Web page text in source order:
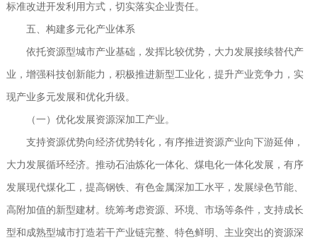
标准改进开发利用方式，切实落实企业责任。
五、构建多元化产业体系
依托资源型城市产业基础，发挥比较优势，大力发展接续替代产
业，增强科技创新能力，积极推进新型工业化，提升产业竞争力，实
现产业多元发展和优化升级。
（一）优化发展资源深加工产业。
支持资源优势向经济优势转化，有序推进资源产业向下游延伸，
大力发展循环经济。推动石油炼化一体化、煤电化一体化发展，有序
发展现代煤化工，提高钢铁、有色金属深加工水平，发展绿色节能、
高附加值的新型建材。统筹考虑资源、环境、市场等条件，支持成长
型和成熟型城市打造若干产业链完整、特色鲜明、主业突出的资源深